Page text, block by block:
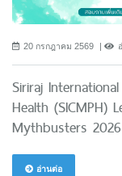
20 กรกฎาคม 2569
Siriraj
Health (SICMPH)
Mythbusters 2026
อ่านต่อ